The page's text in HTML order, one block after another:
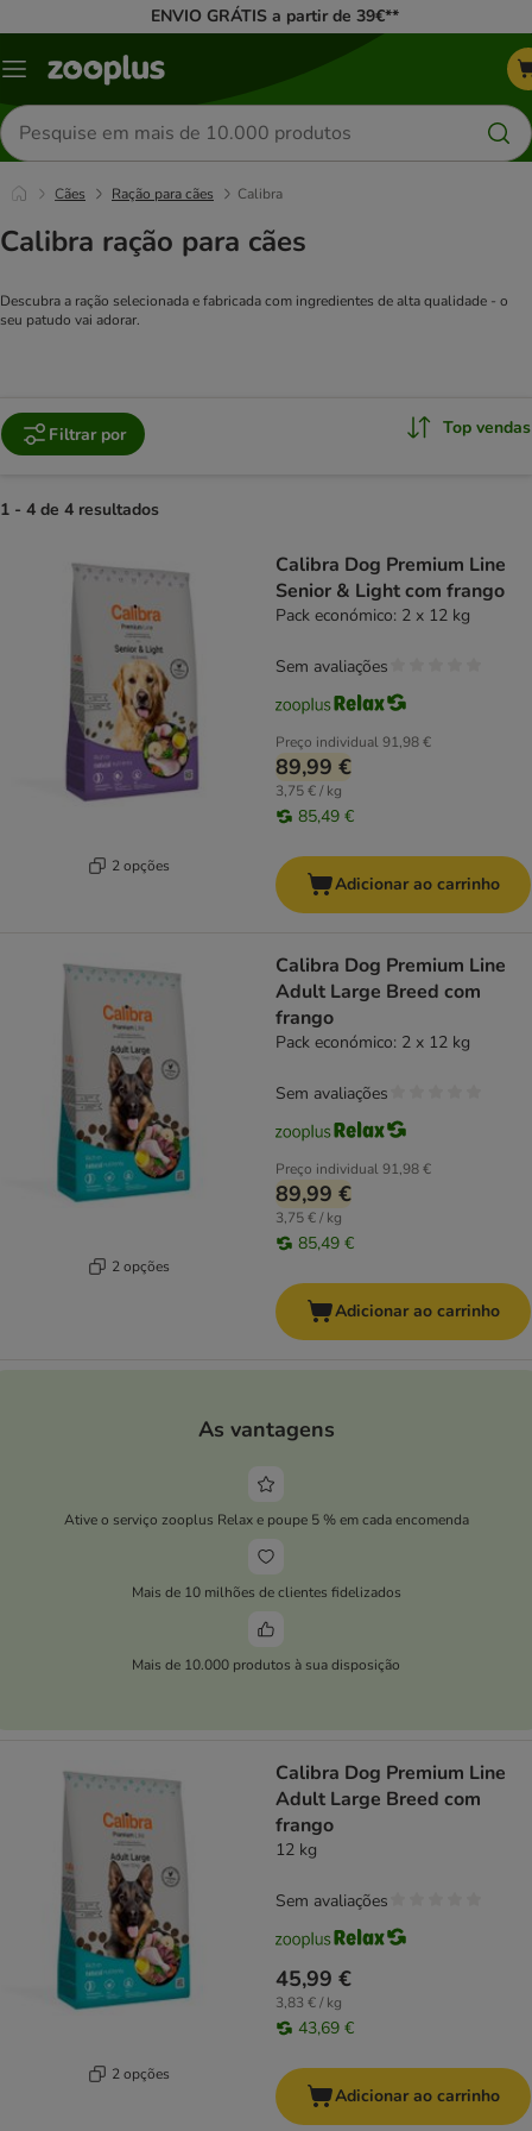
ENVIO GRÁTIS a partir de 39€**
Menu
Pesquisar
produtos
Cães Ração para cães Calibra
Calibra ração para cães
Descubra a ração selecionada e fabricada com ingredientes de alta qualidade - o
seu patudo vai adorar.
Filtrar por Top vendas
1 - 4 de 4 resultados
2 opções
Calibra Dog Premium Line
Senior & Light com frango
Pack económico: 2 x 12 kg
Preço individual91,98 €
89,99 €
3,75 € / kg
85,49 €
Sem avaliações
Adicionar ao carrinho
2 opções
Calibra Dog Premium Line
Adult Large Breed com
frango
Pack económico: 2 x 12 kg
Preço individual91,98 €
89,99 €
3,75 € / kg
85,49 €
Sem avaliações
Adicionar ao carrinho
As vantagens
Ative o serviço zooplus Relax e poupe 5 % em cada encomenda
Mais de 10 milhões de clientes fidelizados
Mais de 10.000 produtos à sua disposição
2 opções
Calibra Dog Premium Line
Adult Large Breed com
frango
12 kg
45,99 €
3,83 € / kg
43,69 €
Sem avaliações
Adicionar ao carrinho